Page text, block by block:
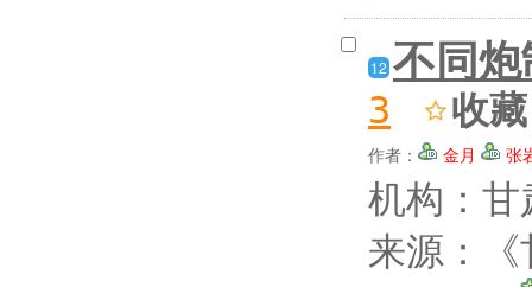
12 不同
3 收藏
作者： 金月 张
机构：
来源：